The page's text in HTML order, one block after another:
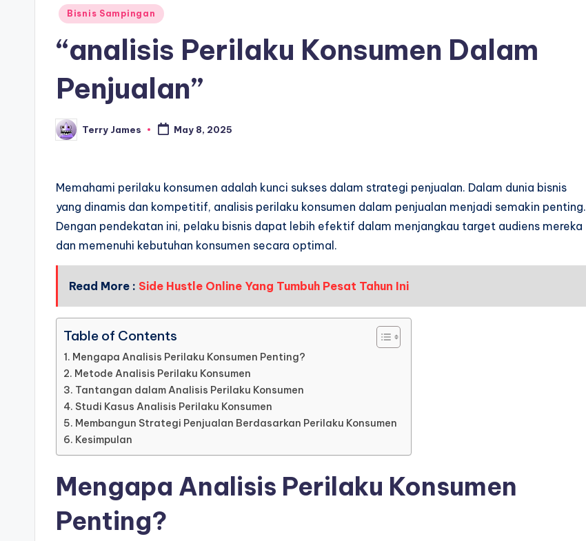
Posted
Bisnis Sampingan
“analisis Perilaku Konsumen Dalam
Penjualan”
Posted
by
Terry James May 8, 2025
Memahami perilaku konsumen adalah kunci sukses dalam strategi penjualan. Dalam dunia bisnis
yang dinamis dan kompetitif, analisis perilaku konsumen dalam penjualan menjadi semakin penting.
Dengan pendekatan ini, pelaku bisnis dapat lebih efektif dalam menjangkau target audiens mereka
dan memenuhi kebutuhan konsumen secara optimal.
Read More : Side Hustle Online Yang Tumbuh Pesat Tahun Ini
Table of Contents
Mengapa Analisis Perilaku Konsumen Penting?
Metode Analisis Perilaku Konsumen
Tantangan dalam Analisis Perilaku Konsumen
Studi Kasus Analisis Perilaku Konsumen
Membangun Strategi Penjualan Berdasarkan Perilaku Konsumen
Kesimpulan
Mengapa Analisis Perilaku Konsumen
Penting?